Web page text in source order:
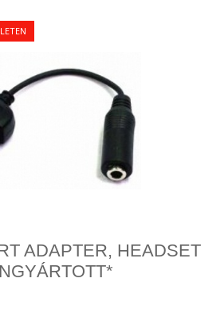
ADAPTER, HEADSET